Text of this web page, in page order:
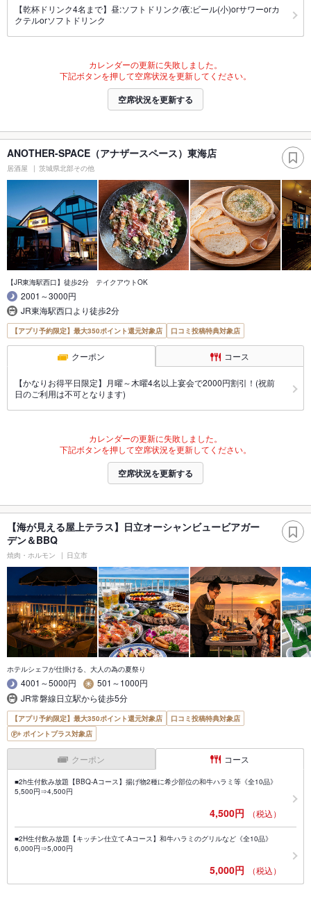
【乾杯ドリンク4名まで】昼:ソフトドリンク/夜:ビール(小)orサワーorカ
クテルorソフトドリンク
カレンダーの更新に失敗しました。
下記ボタンを押して空席状況を更新してください。
空席状況を更新する
ANOTHER-SPACE（アナザースペース）東海店
居酒屋 茨城県北部その他
【JR東海駅西口】徒歩2分 テイクアウトOK
2001～3000円
JR東海駅西口より徒歩2分
【アプリ予約限定】最大350ポイント還元対象店 口コミ投稿特典対象店
クーポン コース
【かなりお得平日限定】月曜～木曜4名以上宴会で2000円割引！(祝前
日のご利用は不可となります)
カレンダーの更新に失敗しました。
下記ボタンを押して空席状況を更新してください。
空席状況を更新する
【海が見える屋上テラス】日立オーシャンビュービアガー
デン＆BBQ
焼肉・ホルモン 日立市
ホテルシェフが仕掛ける、大人の為の夏祭り
4001～5000円
501～1000円
JR常磐線日立駅から徒歩5分
【アプリ予約限定】最大350ポイント還元対象店
口コミ投稿特典対象店
ポイントプラス対象店
クーポン コース
■2h生付飲み放題【BBQ-Aコース】揚げ物2種に希少部位の和牛ハラミ等《全10品》
5,500円⇒4,500円
4,500円 （税込）
■2H生付飲み放題【キッチン仕立て-Aコース】和牛ハラミのグリルなど《全10品》
6,000円⇒5,000円
5,000円 （税込）